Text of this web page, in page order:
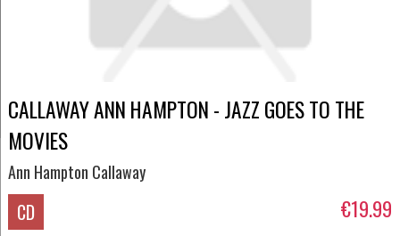
CALLAWAY ANN HAMPTON - JAZZ GOES TO THE
MOVIES
Ann Hampton Callaway
CD €19.99